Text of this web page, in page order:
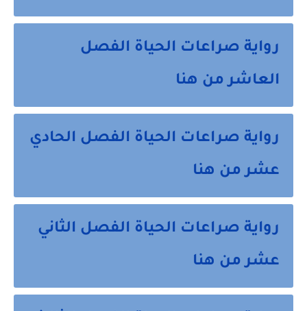
رواية صراعات الحياة الفصل
العاشر من هنا
رواية صراعات الحياة الفصل الحادي
عشر من هنا
رواية صراعات الحياة الفصل الثاني
عشر من هنا